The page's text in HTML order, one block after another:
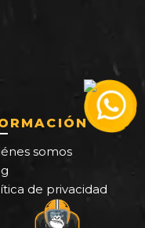
somos
de privacidad